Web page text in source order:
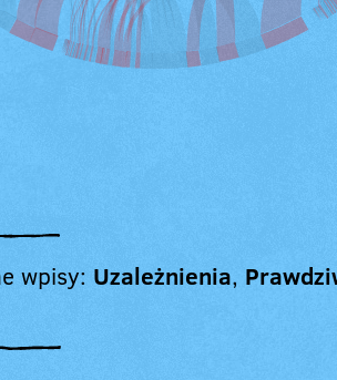
wpisy: Uzależnienia,